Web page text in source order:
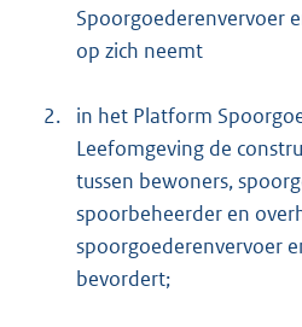
Spoorgoederenvervoer
op zich neemt
2.
in het Platform
Leefomgeving de
tussen bewoners,
spoorbeheerder en
spoorgoederenvervoer
bevordert;